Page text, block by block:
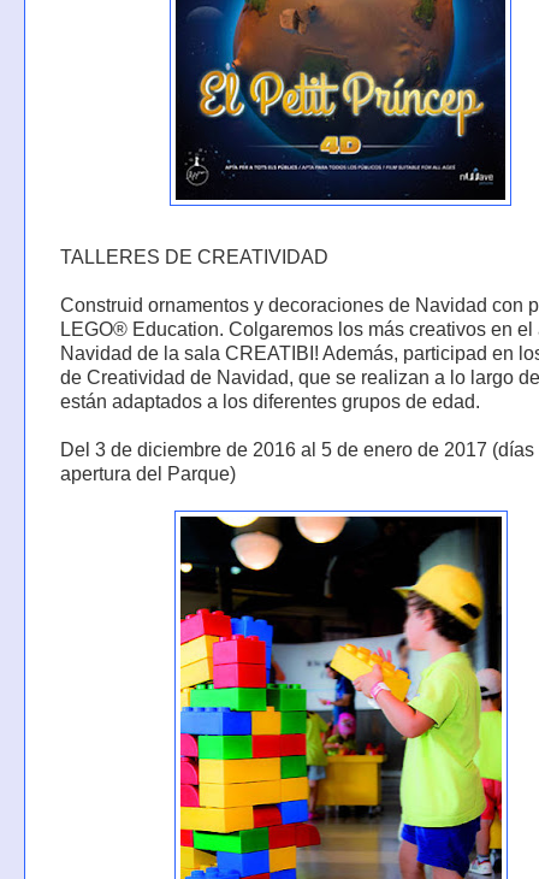
TALLERES DE CREATIVIDAD
Construid ornamentos y decoraciones de Navidad con
LEGO® Education. Colgaremos los más creativos en el
Navidad de la sala CREATIBI! Además, participad en
de Creatividad de Navidad, que se realizan a lo largo
están adaptados a los diferentes grupos de edad.
Del 3 de diciembre de 2016 al 5 de enero de 2017 (días
apertura del Parque)